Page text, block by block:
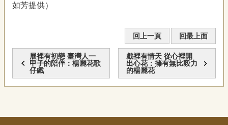
如芳提供）
回上一頁 回最上面
展裡有初戀 臺灣人一
甲子的陪伴：楊麗花歌
仔戲
戲裡有情天 從心裡開
出心花：擁有無比毅力
的楊麗花